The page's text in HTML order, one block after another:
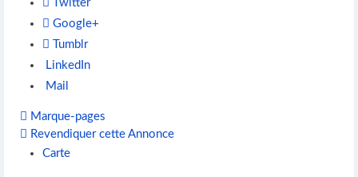
Twitter
Google+
Tumblr
LinkedIn
Mail
Marque-pages
Revendiquer cette Annonce
Carte